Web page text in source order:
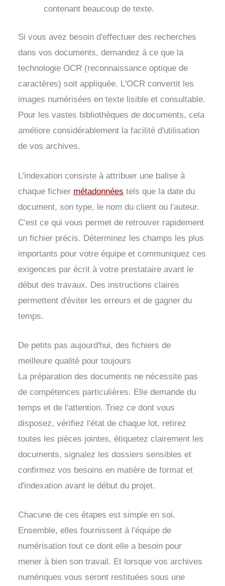
contenant beaucoup de texte.
Si vous avez besoin d'effectuer des recherches
dans vos documents, demandez à ce que la
technologie OCR (reconnaissance optique de
caractères) soit appliquée. L'OCR convertit les
images numérisées en texte lisible et consultable.
Pour les vastes bibliothèques de documents, cela
améliore considérablement la facilité d'utilisation
de vos archives.
L'indexation consiste à attribuer une balise à
chaque fichier métadonnées tels que la date du
document, son type, le nom du client ou l'auteur.
C'est ce qui vous permet de retrouver rapidement
un fichier précis. Déterminez les champs les plus
importants pour votre équipe et communiquez ces
exigences par écrit à votre prestataire avant le
début des travaux. Des instructions claires
permettent d'éviter les erreurs et de gagner du
temps.
De petits pas aujourd'hui, des fichiers de
meilleure qualité pour toujours
La préparation des documents ne nécessite pas
de compétences particulières. Elle demande du
temps et de l'attention. Triez ce dont vous
disposez, vérifiez l'état de chaque lot, retirez
toutes les pièces jointes, étiquetez clairement les
documents, signalez les dossiers sensibles et
confirmez vos besoins en matière de format et
d'indexation avant le début du projet.
Chacune de ces étapes est simple en soi.
Ensemble, elles fournissent à l'équipe de
numérisation tout ce dont elle a besoin pour
mener à bien son travail. Et lorsque vos archives
numériques vous seront restituées sous une